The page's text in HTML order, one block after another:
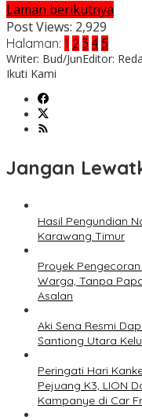
Laman berikutnya
Post Views: 2,929
Halaman: 1 2 3 4 5
Writer: Bud/JunEditor:
Ikuti Kami
Jangan
Hasil Pengundian
Karawang Timur
Proyek
Warga, Tanpa
Asalan
Aki Sena Resmi
Santiong Utara
Peringati Hari
Pejuang K3, LION
Kampanye di Car